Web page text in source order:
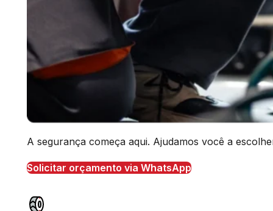
A segurança começa aqui. Ajudamos você a
Solicitar orçamento via WhatsApp